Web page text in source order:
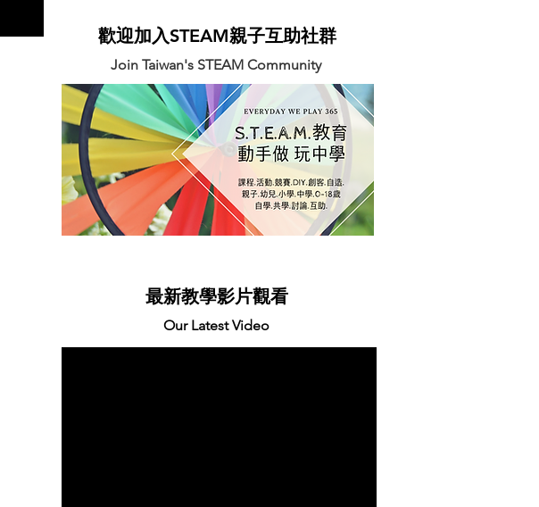
​歡迎加入STEAM親子互助社群
Join Taiwan's STEAM Community
最新教學影片觀看
Our Latest Video